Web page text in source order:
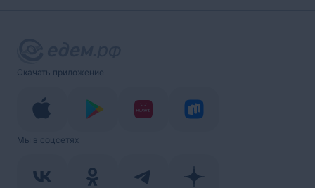
Скачать приложение
Мы в соцсетях